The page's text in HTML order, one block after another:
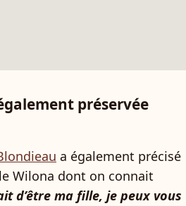
préservée
a également précisé
Wilona dont on connait
d’être ma fille, je peux vous